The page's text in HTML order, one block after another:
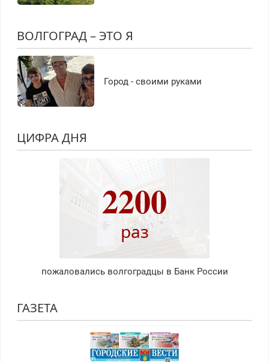
ВОЛГОГРАД – ЭТО Я
Город - своими руками
ЦИФРА ДНЯ
2200
раз
пожаловались волгоградцы в Банк России
ГАЗЕТА